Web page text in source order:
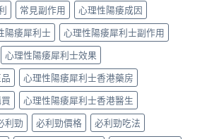
常見副作用
心理性陽痿成因
陽痿犀利士
心理性陽痿犀利士副作用
心理性陽痿犀利士效果
心理性陽痿犀利士香港藥房
心理性陽痿犀利士香港醫生
利勁 必利勁價格
必利勁吃法